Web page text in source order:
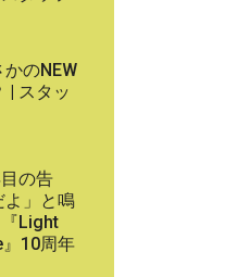
のNEW
| スタッ
の告
よ」と鳴
Light
10周年